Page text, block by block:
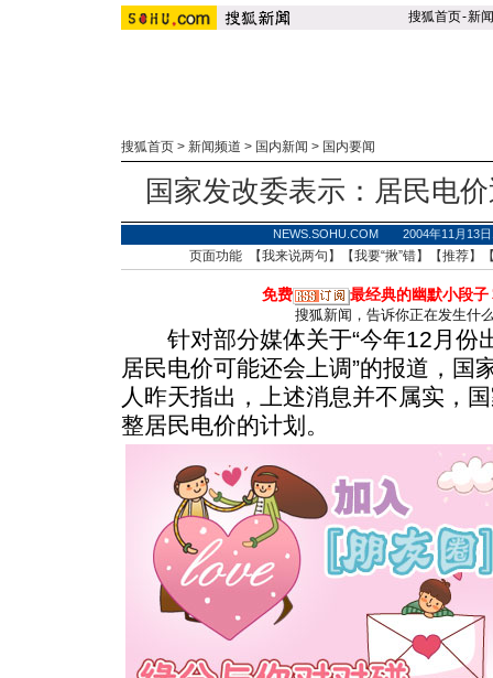
搜狐首页-新闻
搜狐首页 > 新闻频道 > 国内新闻 > 国内要闻
国家发改委表示：居民电
NEWS.SOHU.COM 2004年11月13
页面功能 【我来说两句 】【我要“揪”错】【推荐】
免费 最经典的幽默小段子
搜狐新闻，告诉你正在发生什
针对部分媒体关于“今年12月份
居民电价可能还会上调”的报道，国
人昨天指出，上述消息并不属实，
整居民电价的计划。